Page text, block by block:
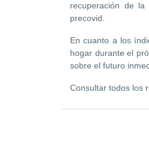
recuperación de
precovid.
En cuanto a los
hogar durante el
sobre el futuro
Consultar todos los